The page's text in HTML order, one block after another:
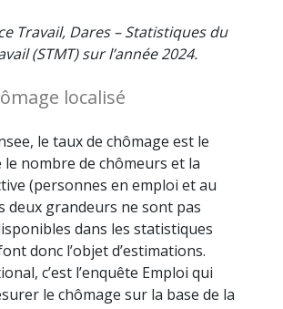
Travail, Dares – Statistiques du
(STMT) sur l’année 2024.
localisé
le taux de chômage est le
nombre de chômeurs et la
(personnes en emploi et au
deux grandeurs ne sont pas
dans les statistiques
donc l’objet d’estimations.
c’est l’enquête Emploi qui
le chômage sur la base de la